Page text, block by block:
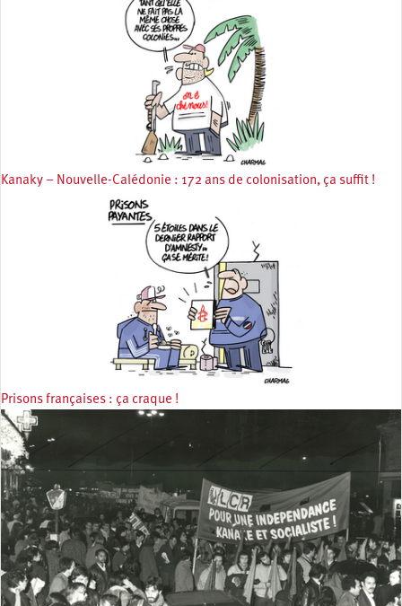
Kanaky – Nouvelle-Calédonie : 172 ans de colonisation, ça suffit !
Prisons françaises : ça craque !